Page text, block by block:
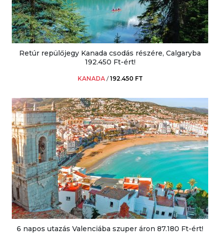
Retúr repülőjegy Kanada csodás részére, Calgaryba
192.450 Ft-ért!
KANADA /192.450 FT
6 napos utazás Valenciába szuper áron 87.180 Ft-ért!